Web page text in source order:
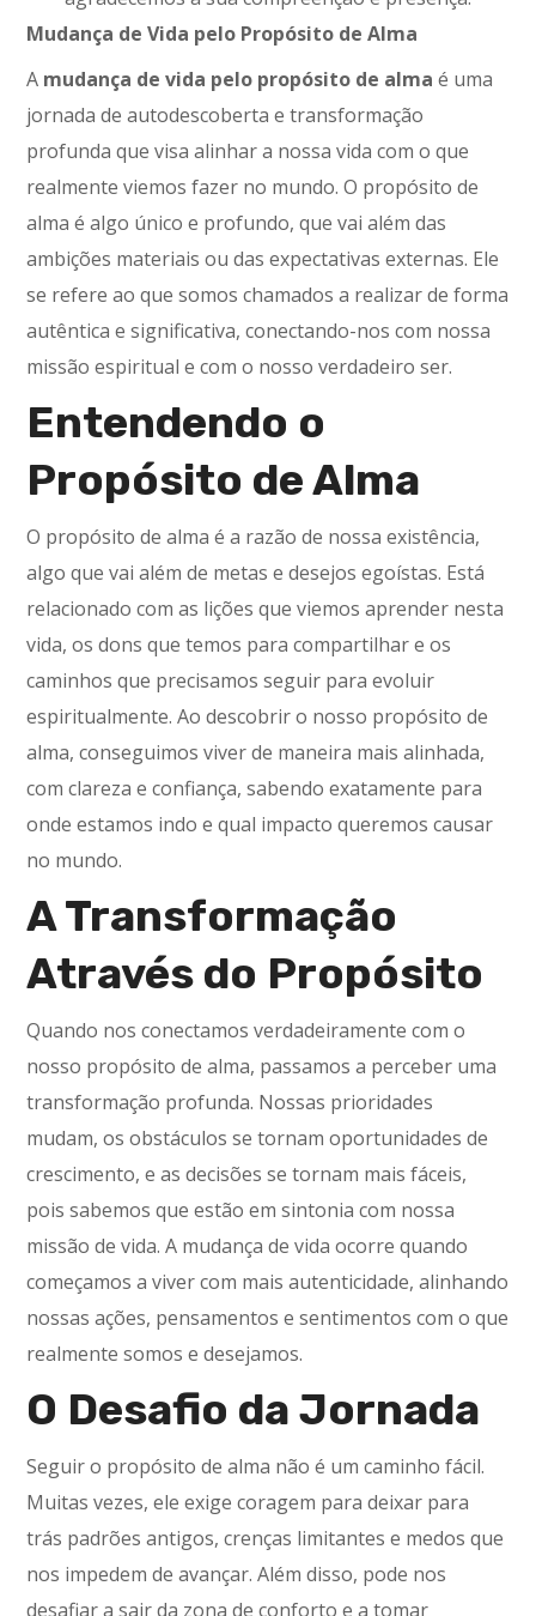
Mudança de Vida pelo Propósito de Alma
A mudança de vida pelo propósito de alma é uma
jornada de autodescoberta e transformação
profunda que visa alinhar a nossa vida com o que
realmente viemos fazer no mundo. O propósito de
alma é algo único e profundo, que vai além das
ambições materiais ou das expectativas externas. Ele
se refere ao que somos chamados a realizar de forma
autêntica e significativa, conectando-nos com nossa
missão espiritual e com o nosso verdadeiro ser.
Entendendo o
Propósito de Alma
O propósito de alma é a razão de nossa existência,
algo que vai além de metas e desejos egoístas. Está
relacionado com as lições que viemos aprender nesta
vida, os dons que temos para compartilhar e os
caminhos que precisamos seguir para evoluir
espiritualmente. Ao descobrir o nosso propósito de
alma, conseguimos viver de maneira mais alinhada,
com clareza e confiança, sabendo exatamente para
onde estamos indo e qual impacto queremos causar
no mundo.
A Transformação
Através do Propósito
Quando nos conectamos verdadeiramente com o
nosso propósito de alma, passamos a perceber uma
transformação profunda. Nossas prioridades
mudam, os obstáculos se tornam oportunidades de
crescimento, e as decisões se tornam mais fáceis,
pois sabemos que estão em sintonia com nossa
missão de vida. A mudança de vida ocorre quando
começamos a viver com mais autenticidade, alinhando
nossas ações, pensamentos e sentimentos com o que
realmente somos e desejamos.
O Desafio da Jornada
Seguir o propósito de alma não é um caminho fácil.
Muitas vezes, ele exige coragem para deixar para
trás padrões antigos, crenças limitantes e medos que
nos impedem de avançar. Além disso, pode nos
desafiar a sair da zona de conforto e a tomar